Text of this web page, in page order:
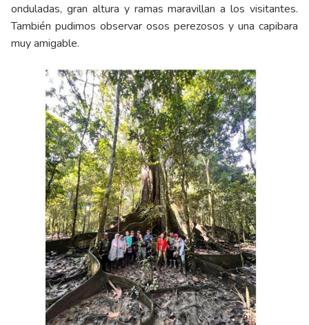
onduladas, gran altura y ramas maravillan a los visitantes.
También pudimos observar osos perezosos y una capibara
muy amigable.